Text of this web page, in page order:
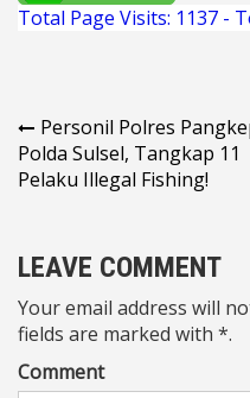
Total Page Visits: 1137 -
Navigasi
pos
Personil Polres
Polda Sulsel, Tangkap 11
Pelaku Illegal Fishing!
LEAVE COMMENT
Your email address will
fields are marked with *.
Comment